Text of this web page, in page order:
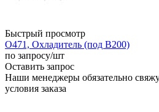
Быстрый просмотр
О471, Охладитель (под В200)
по запросу/шт
Оставить запрос
Наши менеджеры обязательно
условия заказа